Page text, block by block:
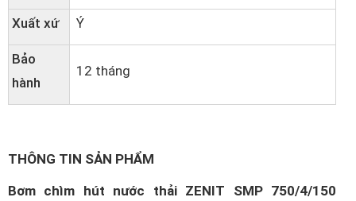
Xuất xứ Ý
Bảo
hành
12 tháng
THÔNG TIN SẢN PHẨM
Bơm chìm hút nước thải ZENIT SMP 750/4/150